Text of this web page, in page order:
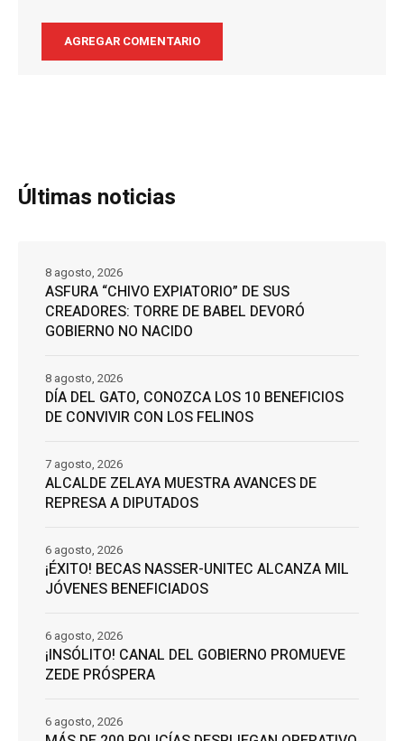
Últimas noticias
ASFURA “CHIVO EXPIATORIO” DE SUS
CREADORES: TORRE DE BABEL DEVORÓ
GOBIERNO NO NACIDO
8 agosto, 2026
DÍA DEL GATO, CONOZCA LOS 10 BENEFICIOS
DE CONVIVIR CON LOS FELINOS
8 agosto, 2026
ALCALDE ZELAYA MUESTRA AVANCES DE
REPRESA A DIPUTADOS
7 agosto, 2026
¡ÉXITO! BECAS NASSER-UNITEC ALCANZA MIL
JÓVENES BENEFICIADOS
6 agosto, 2026
¡INSÓLITO! CANAL DEL GOBIERNO PROMUEVE
ZEDE PRÓSPERA
6 agosto, 2026
6 agosto, 2026